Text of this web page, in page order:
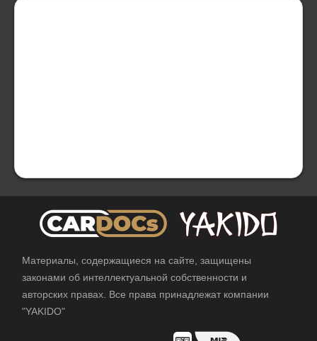
Материалы, содержащиеся на сайте, защищены
законами об интеллектуальной собственности и
авторских правах. Все права принадлежат компании
"YAKIDO"